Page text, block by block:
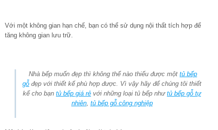
Với một không gian hạn chế, bạn có thể sử dụng nội thất tích hợp để
tăng không gian lưu trữ.
Nhà bếp muốn đẹp thì không thể nào thiếu được một tủ bếp
gỗ đẹp với thiết kế phù hợp được. Vì vậy hãy để chúng tôi thiết
kế cho bạn tủ bếp giá rẻ với những loại tủ bếp như tủ bếp gỗ tự
nhiên, tủ bếp gỗ công nghiệp